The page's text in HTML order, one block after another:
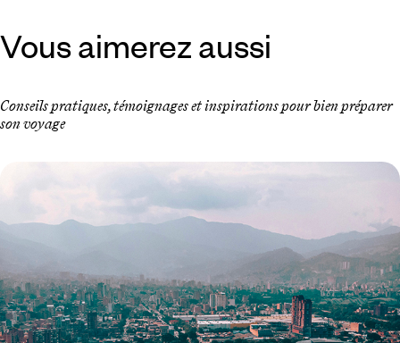
Vous aimerez aussi
Conseils pratiques, témoignages et inspirations pour bien préparer
son voyage